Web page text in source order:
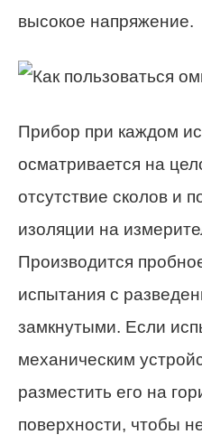
высокое напряжение.
Прибор при каждом
осматривается на
отсутствие сколов и
изоляции на
Производится
испытания с
замкнутыми. Если
механическим
разместить его на
поверхности, чтобы